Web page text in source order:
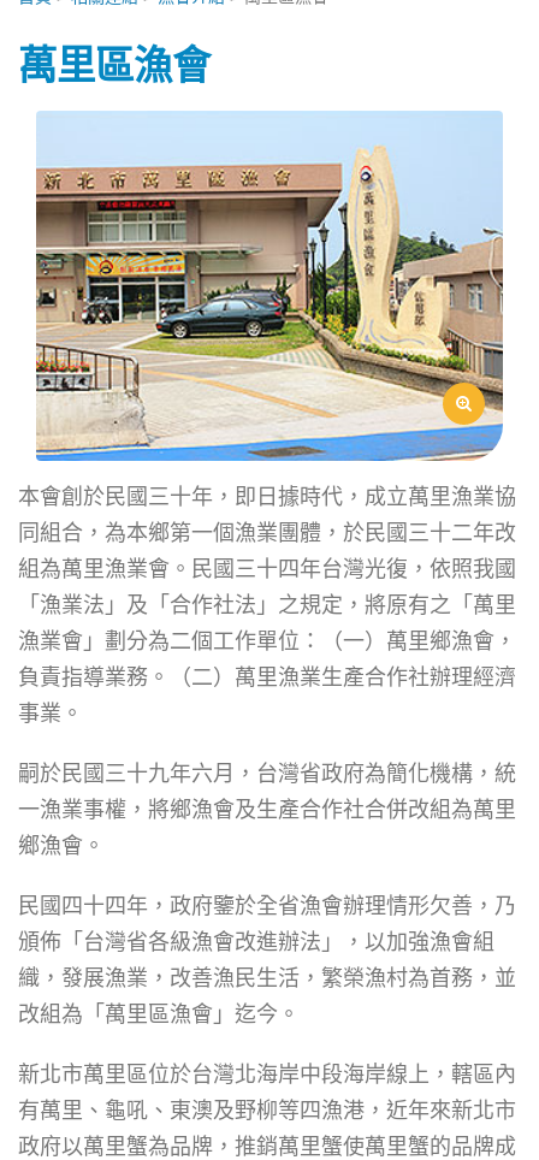
萬里區漁會
本會創於民國三十年，即日據時代，成立萬里漁業協
同組合，為本鄉第一個漁業團體，於民國三十二年改
組為萬里漁業會。民國三十四年台灣光復，依照我國
「漁業法」及「合作社法」之規定，將原有之「萬里
漁業會」劃分為二個工作單位：（一）萬里鄉漁會，
負責指導業務。（二）萬里漁業生產合作社辦理經濟
事業。
嗣於民國三十九年六月，台灣省政府為簡化機構，統
一漁業事權，將鄉漁會及生產合作社合併改組為萬里
鄉漁會。
民國四十四年，政府鑒於全省漁會辦理情形欠善，乃
頒佈「台灣省各級漁會改進辦法」，以加強漁會組
織，發展漁業，改善漁民生活，繁榮漁村為首務，並
改組為「萬里區漁會」迄今。
新北市萬里區位於台灣北海岸中段海岸線上，轄區內
有萬里、龜吼、東澳及野柳等四漁港，近年來新北市
政府以萬里蟹為品牌，推銷萬里蟹使萬里蟹的品牌成